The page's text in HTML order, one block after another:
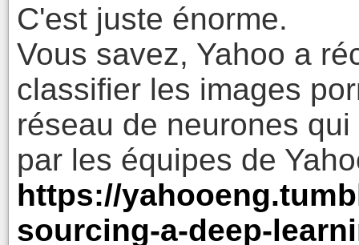
C'est juste énorme.
Vous savez, Yahoo a
classifier les images
réseau de neurones
par les équipes de
https://
sourcing-a-deep-